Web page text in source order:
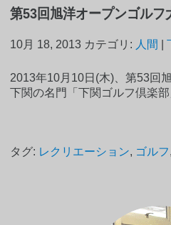
第53回旭洋オープンゴルフ
10月 18, 2013 カテゴリ: 人間 |
2013年10月10日(木)、第53回
下関の名門「下関ゴルフ倶楽部
タグ: レクリエーション, ゴルフ,